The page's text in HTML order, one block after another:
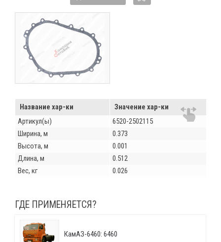
Название хар-ки
Значение хар-ки
Артикул(ы)
6520-2502115
Ширина, м
0.373
Высота, м
0.001
Длина, м
0.512
Вес, кг
0.026
ГДЕ ПРИМЕНЯЕТСЯ?
КамАЗ-6460: 6460